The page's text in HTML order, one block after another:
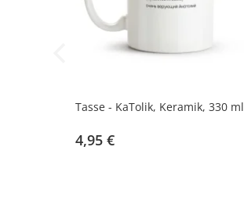
Tasse - KaTolik, Keramik, 330 ml
4,95 €